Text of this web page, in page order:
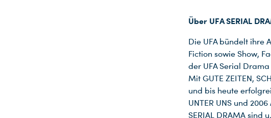
Über UFA SERIAL
Die UFA bündelt ihre
Fiction sowie Show,
der UFA Serial
Mit GUTE ZEITEN,
und bis heute
UNTER UNS und
SERIAL DRAMA sind